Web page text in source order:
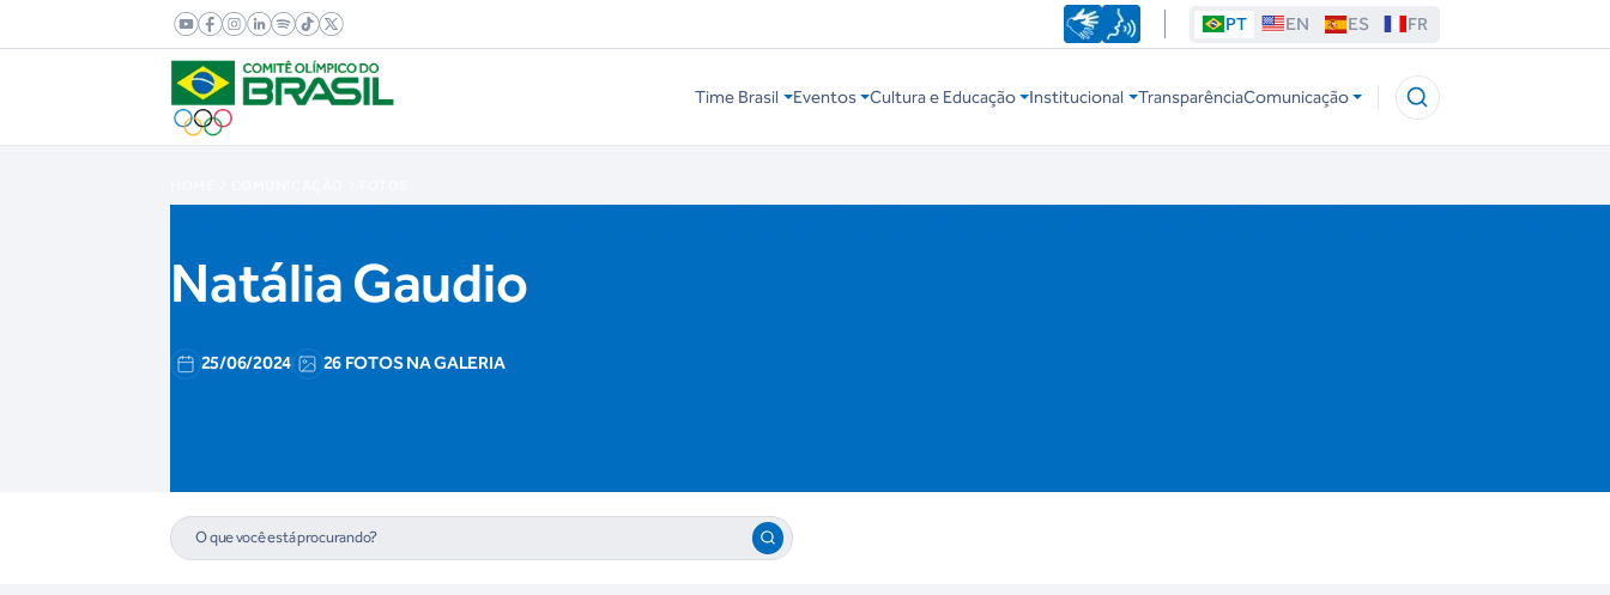
PT EN ES FR
Time Brasil Eventos Cultura e Educação Institucional TransparênciaComunicação
Natália Gaudio
25/06/2024 26 FOTOS NA GALERIA